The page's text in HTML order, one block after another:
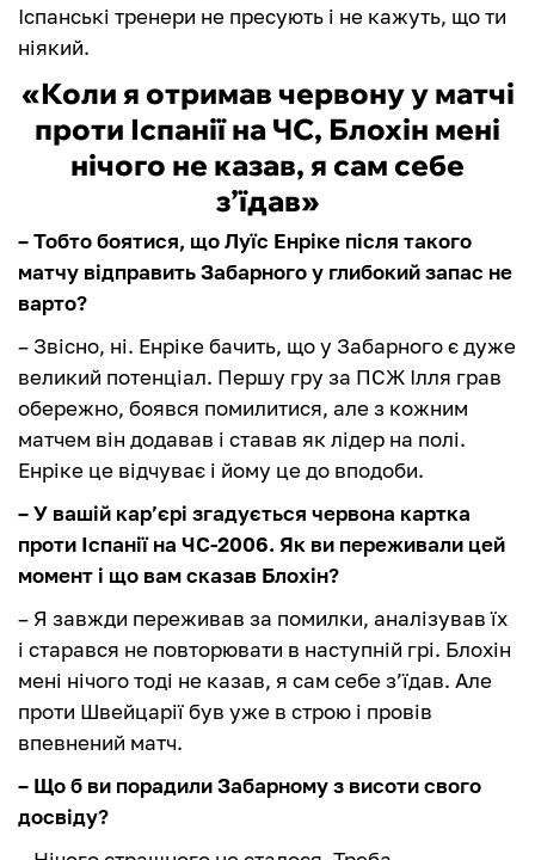
Іспанські тренери не пресують і не кажуть, що ти
ніякий.
«Коли я отримав червону у матчі
проти Іспанії на ЧС, Блохін мені
нічого не казав, я сам себе
з’їдав»
– Тобто боятися, що Луїс Енріке після такого
матчу відправить Забарного у глибокий запас не
варто?
– Звісно, ні. Енріке бачить, що у Забарного є дуже
великий потенціал. Першу гру за ПСЖ Ілля грав
обережно, боявся помилитися, але з кожним
матчем він додавав і ставав як лідер на полі.
Енріке це відчуває і йому це до вподоби.
– У вашій кар’єрі згадується червона картка
проти Іспанії на ЧС-2006. Як ви переживали цей
момент і що вам сказав Блохін?
– Я завжди переживав за помилки, аналізував їх
і старався не повторювати в наступній грі. Блохін
мені нічого тоді не казав, я сам себе з’їдав. Але
проти Швейцарії був уже в строю і провів
впевнений матч.
– Що б ви порадили Забарному з висоти свого
досвіду?